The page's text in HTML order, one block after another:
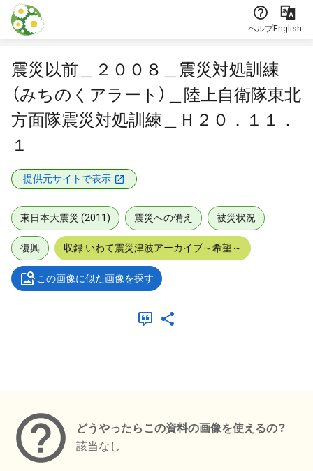
本文に飛ぶ
ヘルプEnglish
震災以前＿２００８＿震災対処訓練
（みちのくアラート）＿陸上自衛隊東北
方面隊震災対処訓練＿Ｈ２０．１１．
１
提供元サイトで表示
東日本大震災 (2011) 震災への備え 被災状況
復興 収録:いわて震災津波アーカイブ～希望～
この画像に似た画像を探す
どうやったらこの資料の画像を使えるの？
該当なし